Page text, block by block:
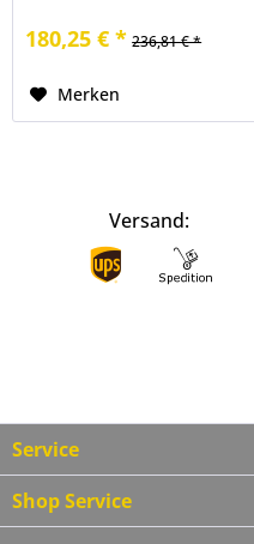
180,25 € * 236,81 € *
Merken
Versand:
Service
Shop Service